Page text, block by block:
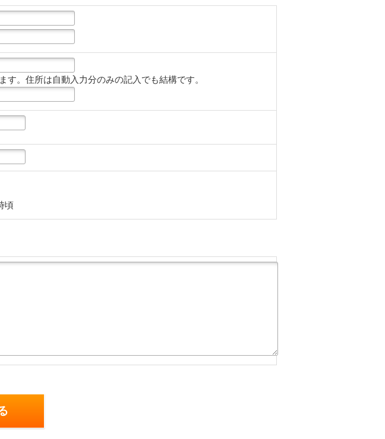
す。住所は自動入力分のみの記入でも結構です。
頃